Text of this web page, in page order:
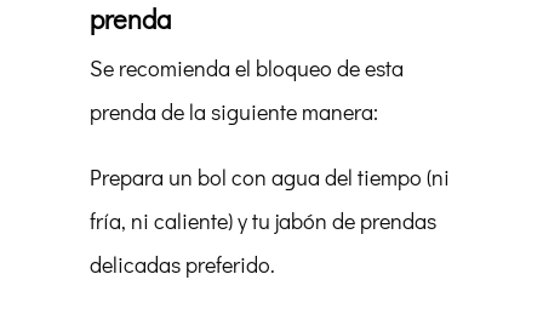
prenda
Se recomienda el bloqueo de esta
prenda de la siguiente manera:
Prepara un bol con agua del tiempo (ni
fría, ni caliente) y tu jabón de prendas
delicadas preferido.